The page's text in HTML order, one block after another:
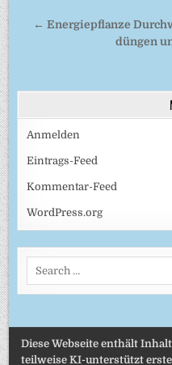
← Energiepflanze
düngen
Anmelden
Eintrags-Feed
Kommentar-Feed
WordPress.org
Diese Webseite enthält
teilweise KI-unterstützt